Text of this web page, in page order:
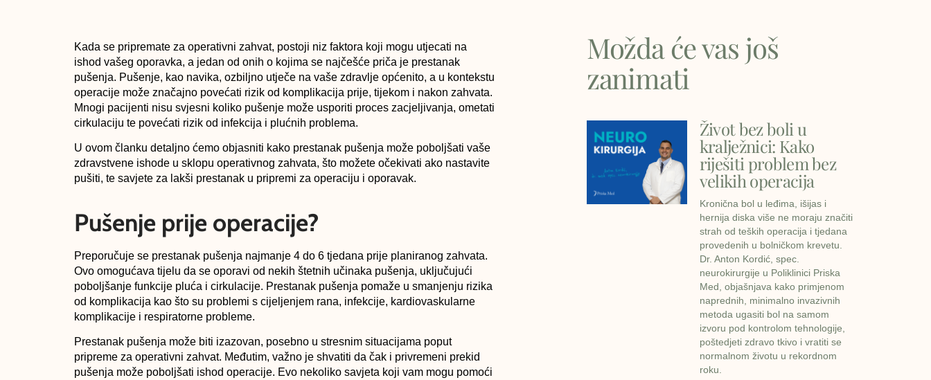
Kada se pripremate za operativni zahvat, postoji niz faktora koji mogu utjecati na
ishod vašeg oporavka, a jedan od onih o kojima se najčešće priča je prestanak
pušenja. Pušenje, kao navika, ozbiljno utječe na vaše zdravlje općenito, a u kontekstu
operacije može značajno povećati rizik od komplikacija prije, tijekom i nakon zahvata.
Mnogi pacijenti nisu svjesni koliko pušenje može usporiti proces zacjeljivanja, ometati
cirkulaciju te povećati rizik od infekcija i plućnih problema.
U ovom članku detaljno ćemo objasniti kako prestanak pušenja može poboljšati vaše
zdravstvene ishode u sklopu operativnog zahvata, što možete očekivati ako nastavite
pušiti, te savjete za lakši prestanak u pripremi za operaciju i oporavak.
Pušenje prije operacije?
Preporučuje se prestanak pušenja najmanje 4 do 6 tjedana prije planiranog zahvata.
Ovo omogućava tijelu da se oporavi od nekih štetnih učinaka pušenja, uključujući
poboljšanje funkcije pluća i cirkulacije. Prestanak pušenja pomaže u smanjenju rizika
od komplikacija kao što su problemi s cijeljenjem rana, infekcije, kardiovaskularne
komplikacije i respiratorne probleme.
Prestanak pušenja može biti izazovan, posebno u stresnim situacijama poput
pripreme za operativni zahvat. Međutim, važno je shvatiti da čak i privremeni prekid
pušenja može poboljšati ishod operacije. Evo nekoliko savjeta koji vam mogu pomoći
Možda će vas još
zanimati
Život bez boli u
kralježnici: Kako
riješiti problem bez
velikih operacija
Kronična bol u leđima, išijas i
hernija diska više ne moraju značiti
strah od teških operacija i tjedana
provedenih u bolničkom krevetu.
Dr. Anton Kordić, spec.
neurokirurgije u Poliklinici Priska
Med, objašnjava kako primjenom
naprednih, minimalno invazivnih
metoda ugasiti bol na samom
izvoru pod kontrolom tehnologije,
poštedjeti zdravo tkivo i vratiti se
normalnom životu u rekordnom
roku.